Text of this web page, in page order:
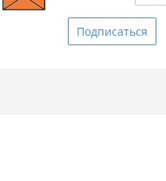
Подписаться